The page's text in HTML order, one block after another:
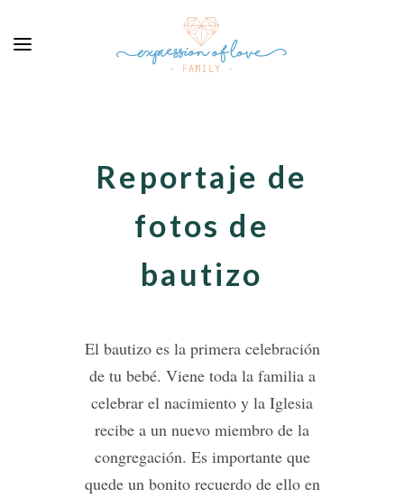
Reportaje de
fotos de
bautizo
El bautizo es la primera celebración
de tu bebé. Viene toda la familia a
celebrar el nacimiento y la Iglesia
recibe a un nuevo miembro de la
congregación. Es importante que
quede un bonito recuerdo de ello en